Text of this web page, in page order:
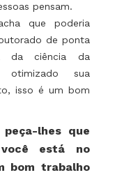
pensam.
que poderia
de ponta
da ciência da
otimizado sua
isso é um bom
lhes que
você está no
bom trabalho